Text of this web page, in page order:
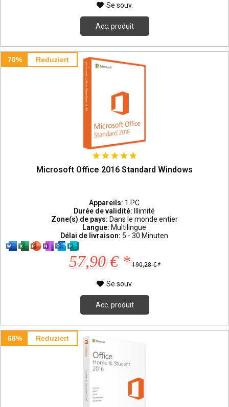
Se souv.
Acc. produit
70% Reduziert
Microsoft Office 2016 Standard Windows
Appareils: 1 PC
Durée de validité:
Illimité
Zone(s) de pays: Dans le monde entier
Langue: Multilingue
Délai de livraison: 5 - 30 Minuten
57,90 € * 190,28 € *
Se souv.
Acc. produit
68% Reduziert